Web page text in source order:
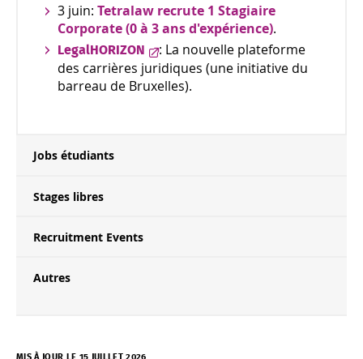
3 juin:Tetralaw recrute 1 Stagiaire
Corporate (0 à 3 ans d'expérience).
LegalHORIZON
: La nouvelle plateforme
des carrières juridiques (une initiative du
barreau de Bruxelles).
Jobs étudiants
Stages libres
Recruitment Events
Autres
MIS À JOUR LE 15 JUILLET 2026